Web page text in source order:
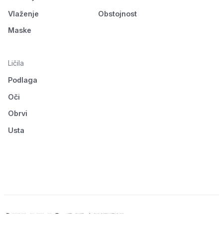
Vlaženje
Maske
Obstojnost
Ličila
Podlaga
Oči
Obrvi
Usta